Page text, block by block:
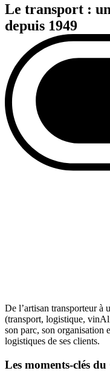
Le transport :
depuis 1949
De l’artisan transporteur à
(transport, logistique,
son parc, son organisation
logistiques de ses clients.
Les moments-clés